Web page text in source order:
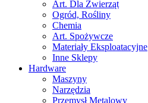
Art. Dla Zwierząt
Ogród, Rośliny
Chemia
Art. Spożywcze
Materiały Eksploatacyjne
Inne Sklepy
Hardware
Maszyny
Narzędzia
Przemysł Metalowy